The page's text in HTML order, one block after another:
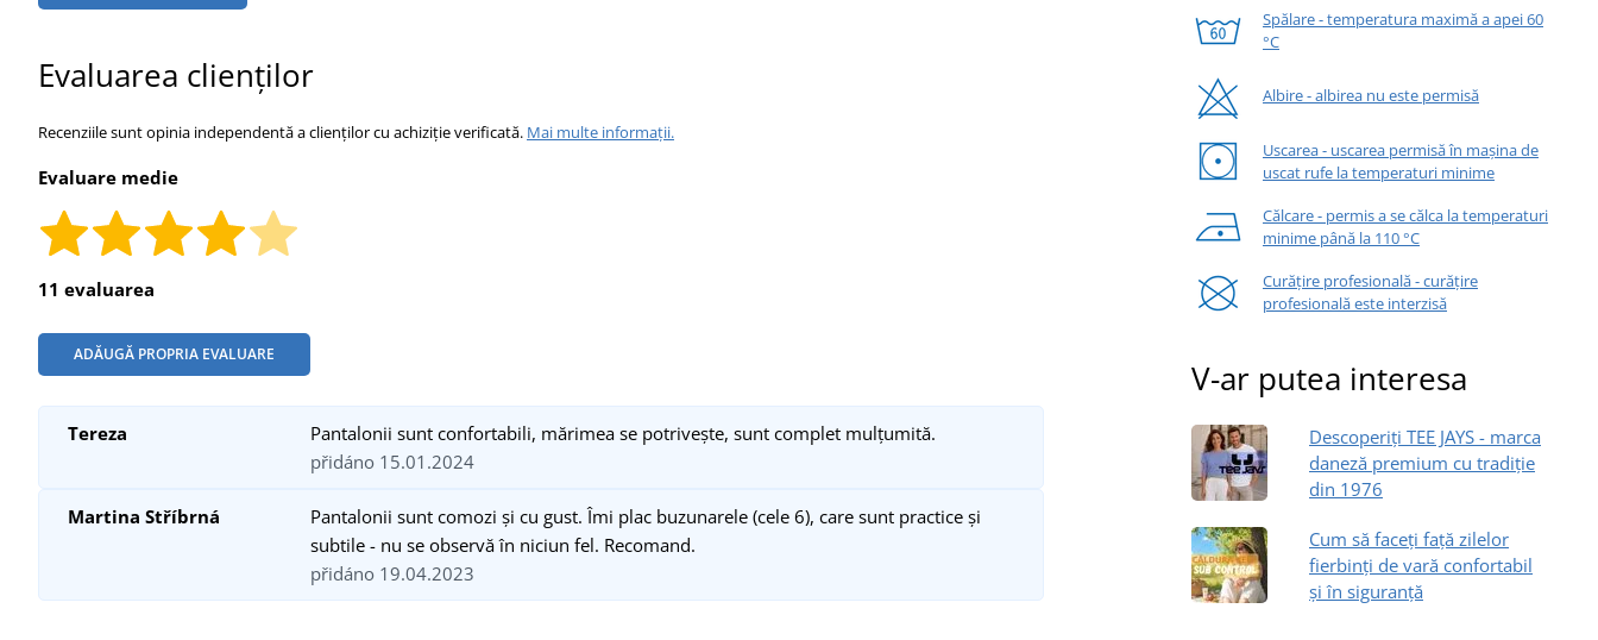
Evaluarea clienților
Recenziile sunt opinia independentă a clienților cu achiziție verificată. Mai multe informații.
Evaluare medie
11 evaluarea
ADĂUGĂ PROPRIA EVALUARE
Tereza
Pantalonii sunt confortabili, mărimea se potrivește, sunt complet mulțumită.
přidáno 15.01.2024
Martina Stříbrná
Pantalonii sunt comozi și cu gust. Îmi plac buzunarele (cele 6), care sunt practice și
subtile - nu se observă în niciun fel. Recomand.
přidáno 19.04.2023
Spălare - temperatura maximă a apei 60
°C
Albire - albirea nu este permisă
Uscarea - uscarea permisă în mașina de
uscat rufe la temperaturi minime
Călcare - permis a se călca la temperaturi
minime până la 110 °C
Curățire profesională - curățire
profesională este interzisă
V-ar putea interesa
Descoperiți TEE JAYS - marca
daneză premium cu tradiție
din 1976
Cum să faceți față zilelor
fierbinți de vară confortabil
și în siguranță